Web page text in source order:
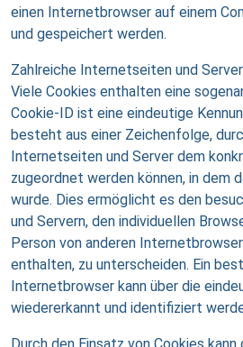
einen Internetbrowser auf einem
und gespeichert werden.
Zahlreiche Internetseiten und
Viele Cookies enthalten eine
Cookie-ID ist eine eindeutige
besteht aus einer Zeichenfolge,
Internetseiten und Server dem
zugeordnet werden können, in dem
wurde. Dies ermöglicht es den
und Servern, den individuellen
Person von anderen
enthalten, zu unterscheiden. Ein
Internetbrowser kann über die
wiedererkannt und identifiziert